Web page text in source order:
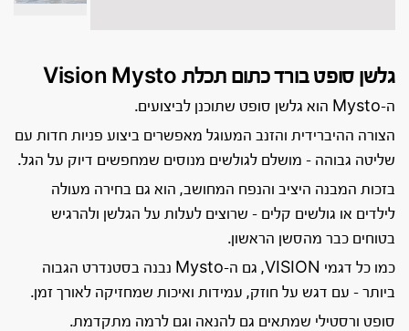
גלשן סופט בורד כתום תכלת Vision Mysto
ה-Mysto הוא גלשן סופט שתוכנן לביצועים.
הצורה ההיברידית והזנב המעוגל מאפשרים ביצוע פניות חדות עם
שליטה גבוהה – מושלם לגולשים מנוסים שמחפשים דיוק על הגל.
בזכות המבנה היציב והנפח המחושב, הוא גם בחירה מעולה
לילדים או גולשים קלים – שרוצים לעלות על הגלשן ולהרגיש
בטוחים כבר מהסשן הראשון.
כמו כל דגמי VISION, גם ה-Mysto נבנה בסטנדרט הגבוה
ביותר – עם דגש על חוזק, עמידות ואיכות שמחזיקה לאורך זמן.
סופט ורסטילי שמתאים גם להנאה וגם לרמה מתקדמת.